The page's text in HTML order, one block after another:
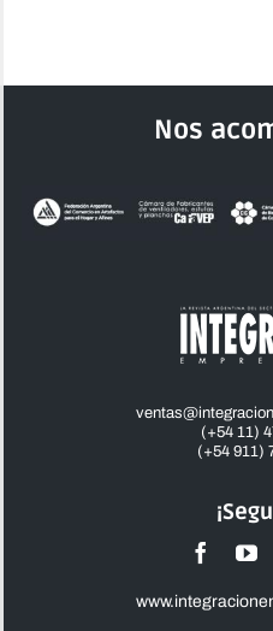
Nos
(+54 11)
(+54 911)